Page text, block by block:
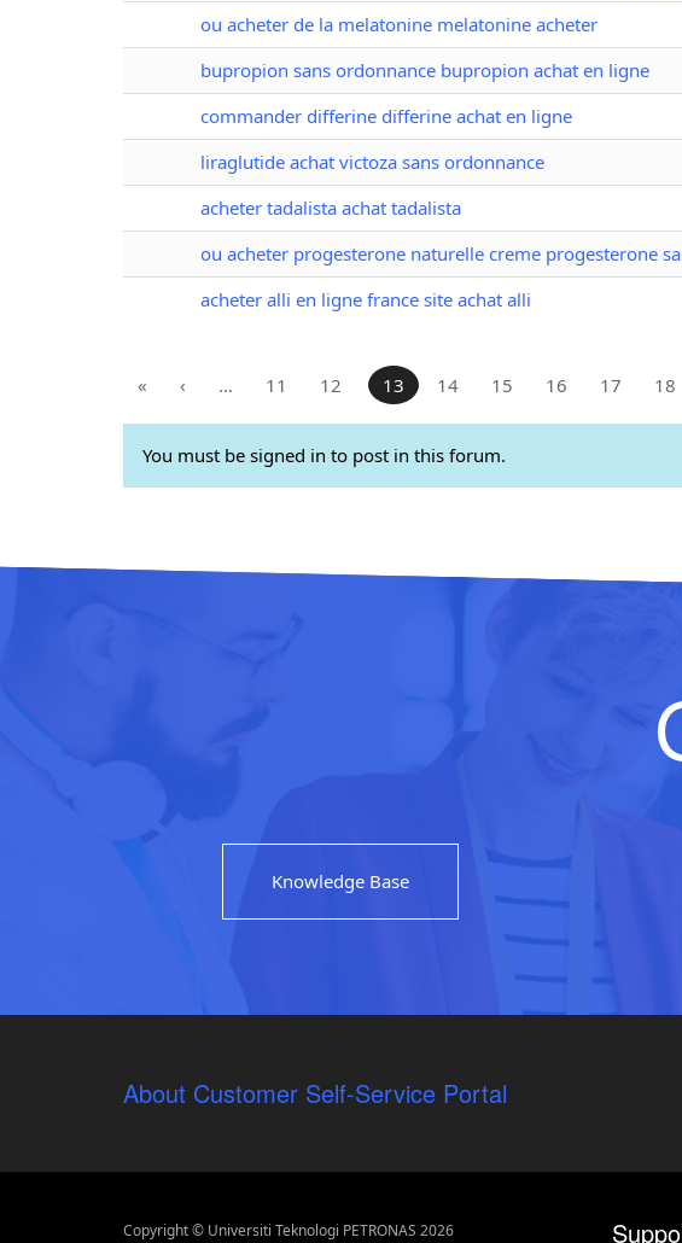
ou acheter de la melatonine melatonine acheter
bupropion sans ordonnance bupropion achat en ligne
commander differine differine achat en ligne
liraglutide achat victoza sans ordonnance
acheter tadalista achat tadalista
ou acheter progesterone naturelle creme progesterone
acheter alli en ligne france site achat alli
« ‹ … 11 12 13 14 15 16 17 18
You must be signed in to post in this forum.
Knowledge Base
About Customer Self-Service Portal
Copyright © Universiti Teknologi PETRONAS 2026